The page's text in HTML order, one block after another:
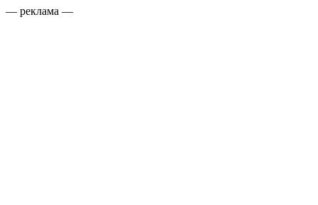
— реклама —